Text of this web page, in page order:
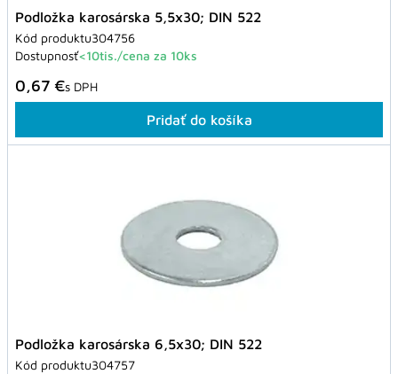
Podložka karosárska 5,5x30; DIN 522
Kód produktu304756
Dostupnosť<10tis./cena za 10ks
0,67 €s DPH
Pridať do košíka
Podložka karosárska 6,5x30; DIN 522
Kód produktu304757